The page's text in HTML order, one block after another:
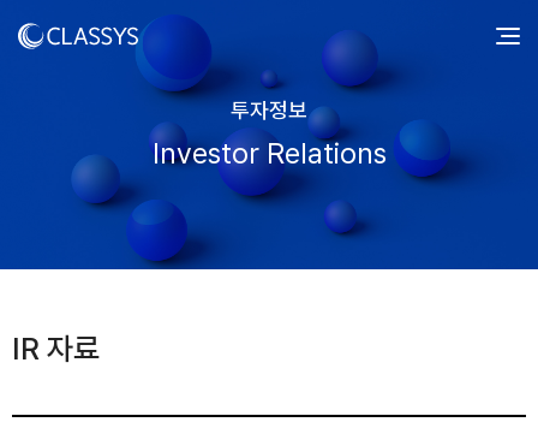
투자정보
Investor Relations
IR 자료